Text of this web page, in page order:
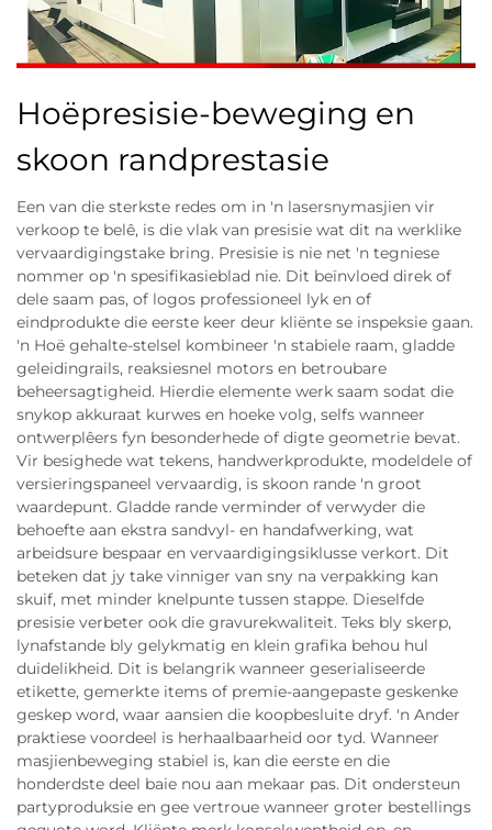
Hoëpresisie-beweging en
skoon randprestasie
Een van die sterkste redes om in 'n lasersnymasjien vir
verkoop te belê, is die vlak van presisie wat dit na werklike
vervaardigingstake bring. Presisie is nie net 'n tegniese
nommer op 'n spesifikasieblad nie. Dit beïnvloed direk of
dele saam pas, of logos professioneel lyk en of
eindprodukte die eerste keer deur kliënte se inspeksie gaan.
'n Hoë gehalte-stelsel kombineer 'n stabiele raam, gladde
geleidingrails, reaksiesnel motors en betroubare
beheersagtigheid. Hierdie elemente werk saam sodat die
snykop akkuraat kurwes en hoeke volg, selfs wanneer
ontwerplêers fyn besonderhede of digte geometrie bevat.
Vir besighede wat tekens, handwerkprodukte, modeldele of
versieringspaneel vervaardig, is skoon rande 'n groot
waardepunt. Gladde rande verminder of verwyder die
behoefte aan ekstra sandvyl- en handafwerking, wat
arbeidsure bespaar en vervaardigingsiklusse verkort. Dit
beteken dat jy take vinniger van sny na verpakking kan
skuif, met minder knelpunte tussen stappe. Dieselfde
presisie verbeter ook die gravurekwaliteit. Teks bly skerp,
lynafstande bly gelykmatig en klein grafika behou hul
duidelikheid. Dit is belangrik wanneer geserialiseerde
etikette, gemerkte items of premie-aangepaste geskenke
geskep word, waar aansien die koopbesluite dryf. 'n Ander
praktiese voordeel is herhaalbaarheid oor tyd. Wanneer
masjienbeweging stabiel is, kan die eerste en die
honderdste deel baie nou aan mekaar pas. Dit ondersteun
partyproduksie en gee vertroue wanneer groter bestellings